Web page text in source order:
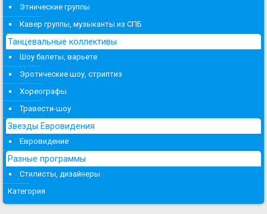
Этнические группы
Кавер группы, музыканты из СПБ
Танцевальные коллективы
Шоу балеты, варьете
Эротические шоу, стриптиз
Хореографы
Травести-шоу
Звезды Евровидения
Евровидение
Разные программы
Стилисты, дизайнеры
Категория